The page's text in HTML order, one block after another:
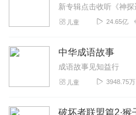
儿童 24.65亿
中华成语故事
成语故事见知益行
儿童 3948.75万